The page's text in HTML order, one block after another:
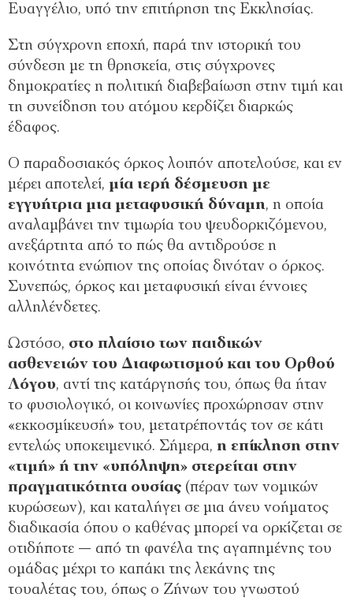
Ευαγγέλιο, υπό την επιτήρηση της Εκκλησίας.
Στη σύγχρονη εποχή, παρά την ιστορική του
σύνδεση με τη θρησκεία, στις σύγχρονες
δημοκρατίες η πολιτική διαβεβαίωση στην τιμή και
τη συνείδηση του ατόμου κερδίζει διαρκώς
έδαφος.
Ο παραδοσιακός όρκος λοιπόν αποτελούσε, και εν
μέρει αποτελεί, μία ιερή δέσμευση με
εγγυήτρια μια μεταφυσική δύναμη, η οποία
αναλαμβάνει την τιμωρία του ψευδορκιζόμενου,
ανεξάρτητα από το πώς θα αντιδρούσε η
κοινότητα ενώπιον της οποίας δινόταν ο όρκος.
Συνεπώς, όρκος και μεταφυσική είναι έννοιες
αλληλένδετες.
Ωστόσο, στο πλαίσιο των παιδικών
ασθενειών του Διαφωτισμού και του Ορθού
Λόγου, αντί της κατάργησής του, όπως θα ήταν
το φυσιολογικό, οι κοινωνίες προχώρησαν στην
«εκκοσμίκευσή» του, μετατρέποντάς τον σε κάτι
εντελώς υποκειμενικό. Σήμερα, η επίκληση στην
«τιμή» ή την «υπόληψη» στερείται στην
πραγματικότητα ουσίας (πέραν των νομικών
κυρώσεων), και καταλήγει σε μια άνευ νοήματος
διαδικασία όπου ο καθένας μπορεί να ορκίζεται σε
οτιδήποτε — από τη φανέλα της αγαπημένης του
ομάδας μέχρι το καπάκι της λεκάνης της
τουαλέτας του, όπως ο Ζήνων του γνωστού